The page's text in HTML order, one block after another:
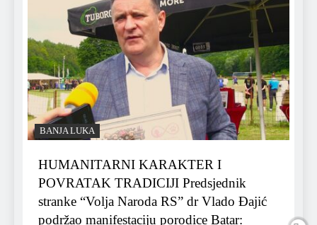
BANJA LUKA
HUMANITARNI KARAKTER I
POVRATAK TRADICIJI Predsjednik
stranke “Volja Naroda RS” dr Vlado Đajić
podržao manifestaciju porodice Batar: